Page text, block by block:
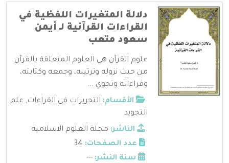
دلالة المتغيرات اللفظية في
القراءات القرآنية لـ أيمن
سعود متعب
علوم القرآن هي العلوم المتعلقة بالقرآن
من حيث نزوله وترتيبه، وجمعه وكتابته،
وقراءاته وتجوي ...
الأقسام: التحريرات في القراءات, علم
التجويد
الناشر: مجلة العلوم الاسلامية
عدد الصفحات:
سنة النشر: ---